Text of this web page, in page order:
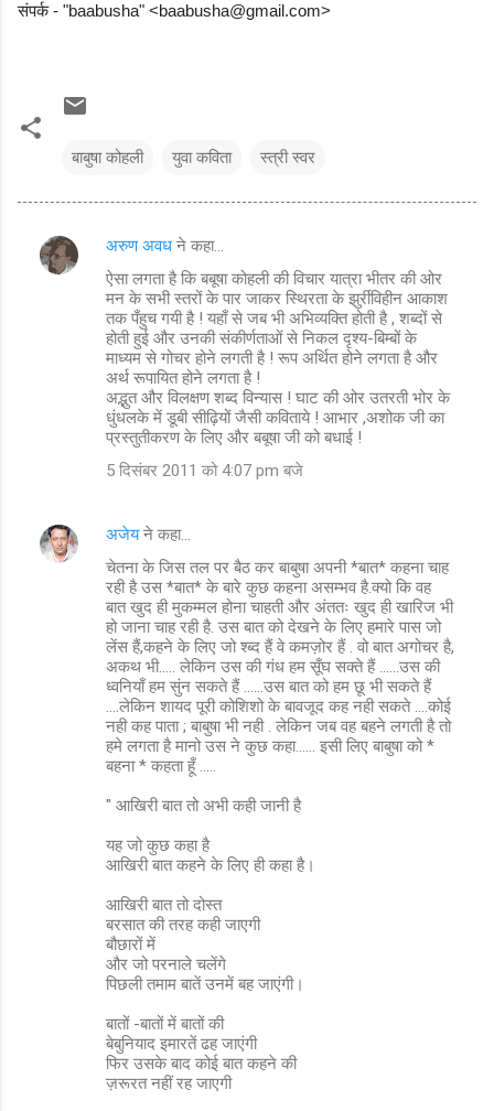
संपर्क - "baabusha" <baabusha@gmail.com>
बाबुषा कोहली युवा कविता स्त्री स्वर
टि
अरुण अवध ने कहा…
ऐसा लगता है कि बबूषा कोहली की विचार यात्रा भीतर की ओर
मन के सभी स्तरों के पार जाकर स्थिरता के झुर्रीविहीन आकाश
तक पँहुच गयी है ! यहाँ से जब भी अभिव्यक्ति होती है , शब्दों से
होती हुई और उनकी संकीर्णताओं से निकल दृश्य-बिम्बों के
माध्यम से गोचर होने लगती है ! रूप अर्थित होने लगता है और
अर्थ रूपायित होने लगता है !
अद्भुत और विलक्षण शब्द विन्यास ! घाट की ओर उतरती भोर के
धुंधलके में डूबी सीढ़ियों जैसी कविताये ! आभार ,अशोक जी का
प्रस्तुतीकरण के लिए और बबूषा जी को बधाई !
5 दिसंबर 2011 को 4:07 pm बजे
अजेयने कहा…
चेतना के जिस तल पर बैठ कर बाबुषा अपनी *बात* कहना चाह
रही है उस *बात* के बारे कुछ कहना असम्भव है.क्यो कि वह
बात खुद ही मुकम्मल होना चाहती और अंततः खुद ही खारिज भी
हो जाना चाह रही है. उस बात को देखने के लिए हमारे पास जो
लेंस हैं,कहने के लिए जो श्ब्द हैं वे कमज़ोर हैं . वो बात अगोचर है,
अकथ भी..... लेकिन उस की गंध हम सूँघ सक्ते हैं ......उस की
ध्वनियाँ हम सुंन सकते हैं ......उस बात को हम छू भी सकते हैं
....लेकिन शायद पूरी कोशिशो के बावजूद कह नही सकते ....कोई
नही कह पाता ; बाबुषा भी नही . लेकिन जब वह बहने लगती है तो
हमे लगता है मानो उस ने कुछ कहा...... इसी लिए बाबुषा को *
बहना * कहता हूँ .....
" आखिरी बात तो अभी कही जानी है
यह जो कुछ कहा है
आखिरी बात कहने के लिए ही कहा है।
आखिरी बात तो दोस्त
बरसात की तरह कही जाएगी
बौछारों में
और जो परनाले चलेंगे
पिछली तमाम बातें उनमें बह जाएंगी।
बातों -बातों में बातों की
बेबुनियाद इमारतें ढह जाएंगी
फिर उसके बाद कोई बात कहने की
ज़रूरत नहीं रह जाएगी